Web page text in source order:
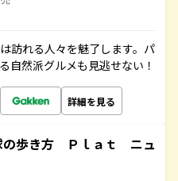
訪れる人々を魅了します。パ
自然派グルメも見逃せない！
詳細を見る
歩き方 Ｐｌａｔ ニュ